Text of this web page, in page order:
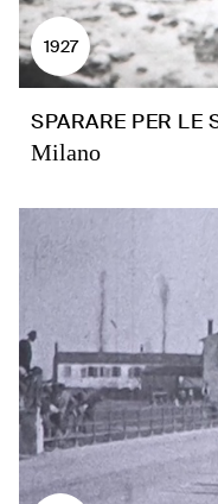
1927
SPARARE PER LE
Milano